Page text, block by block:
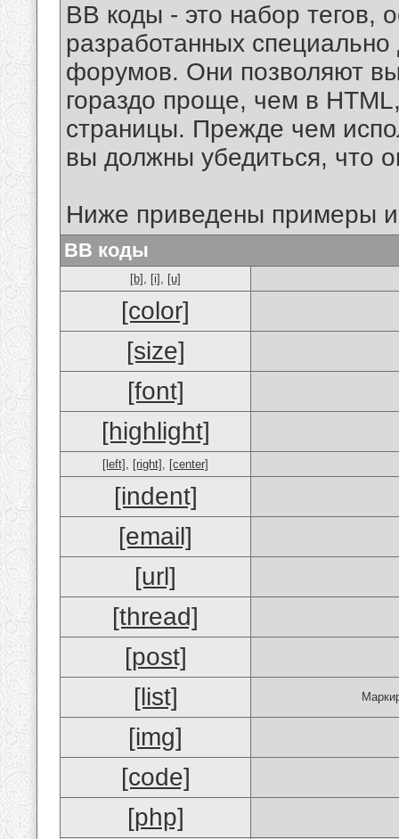
BB коды - это набор тегов,
разработанных
форумов. Они позволяют
гораздо проще, чем в
страницы. Прежде чем
вы должны убедиться, что
Ниже приведены примеры
BB коды
[b] , [i] , [u]
[color]
[size]
[font]
[highlight]
[left] , [right] , [center]
[indent]
[email]
[url]
[thread]
[post]
[list]
[img]
[code]
[php]